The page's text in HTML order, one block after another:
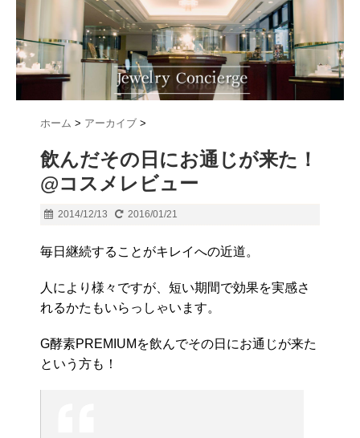
ホーム > アーカイブ >
飲んだその日にお通じが来た！
@コスメレビュー
2014/12/13 2016/01/21
毎日継続することがキレイへの近道。
人により様々ですが、短い期間で効果を実感さ
れるかたもいらっしゃいます。
G酵素PREMIUMを飲んでその日にお通じが来た
という方も！